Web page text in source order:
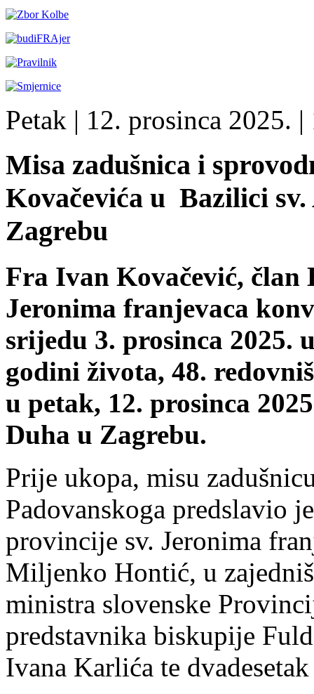
Petak | 12. prosinca 2025. |
Misa zadušnica i
Kovačevića u Bazilici
Zagrebu
Fra Ivan Kovačević, član
Jeronima franjevaca
srijedu 3. prosinca 2025.
godini života, 48.
u petak, 12. prosinca
Duha u Zagrebu.
Prije ukopa, misu
Padovanskoga predslavio
provincije sv. Jeronima
Miljenko Hontić, u
ministra slovenske
predstavnika biskupije
Ivana Karlića te